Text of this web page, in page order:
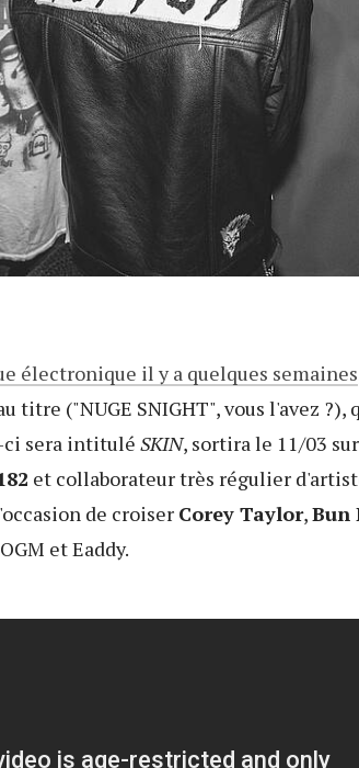
électronique il y a quelques semaines
titre ("NUGE SNIGHT", vous l'avez ?),
ci sera intitulé SKIN, sortira le 11/03 sur
et collaborateur très régulier
de croiser Corey Taylor,Bun
et Eaddy.